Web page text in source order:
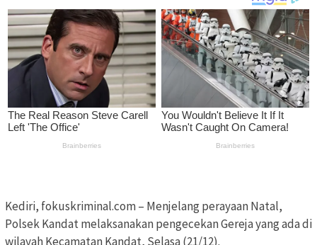
Kediri, fokuskriminal.com – Menjelang perayaan Natal,
Polsek Kandat melaksanakan pengecekan Gereja yang ada di
wilayah Kecamatan Kandat, Selasa (21/12).